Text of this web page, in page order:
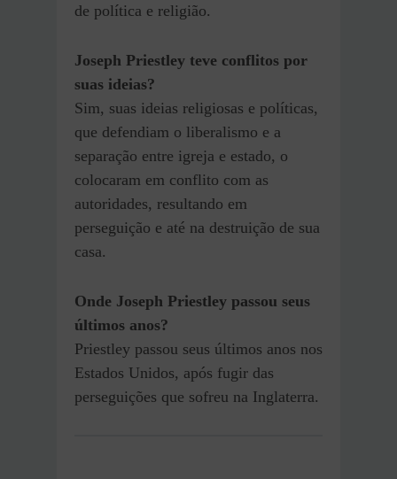
de política e religião.
Joseph Priestley teve conflitos por
suas ideias?
Sim, suas ideias religiosas e políticas,
que defendiam o liberalismo e a
separação entre igreja e estado, o
colocaram em conflito com as
autoridades, resultando em
perseguição e até na destruição de sua
casa.
Onde Joseph Priestley passou seus
últimos anos?
Priestley passou seus últimos anos nos
Estados Unidos, após fugir das
perseguições que sofreu na Inglaterra.